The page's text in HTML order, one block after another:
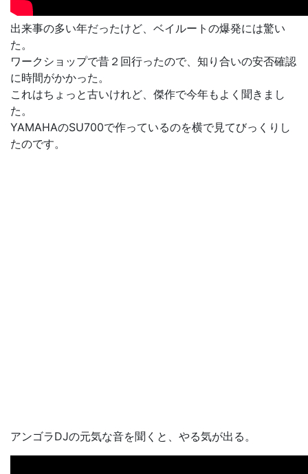
出来事の多い年だったけど、ベイルートの爆発には驚い
た。
ワークショップで昔２回行ったので、知り合いの安否確認
に時間がかかった。
これはちょっと古いけれど、傑作で今年もよく聞きまし
た。
YAMAHAのSU700で作っているのを横で見てびっくりし
たのです。
アンゴラDJの元気な音を聞くと、やる気が出る。